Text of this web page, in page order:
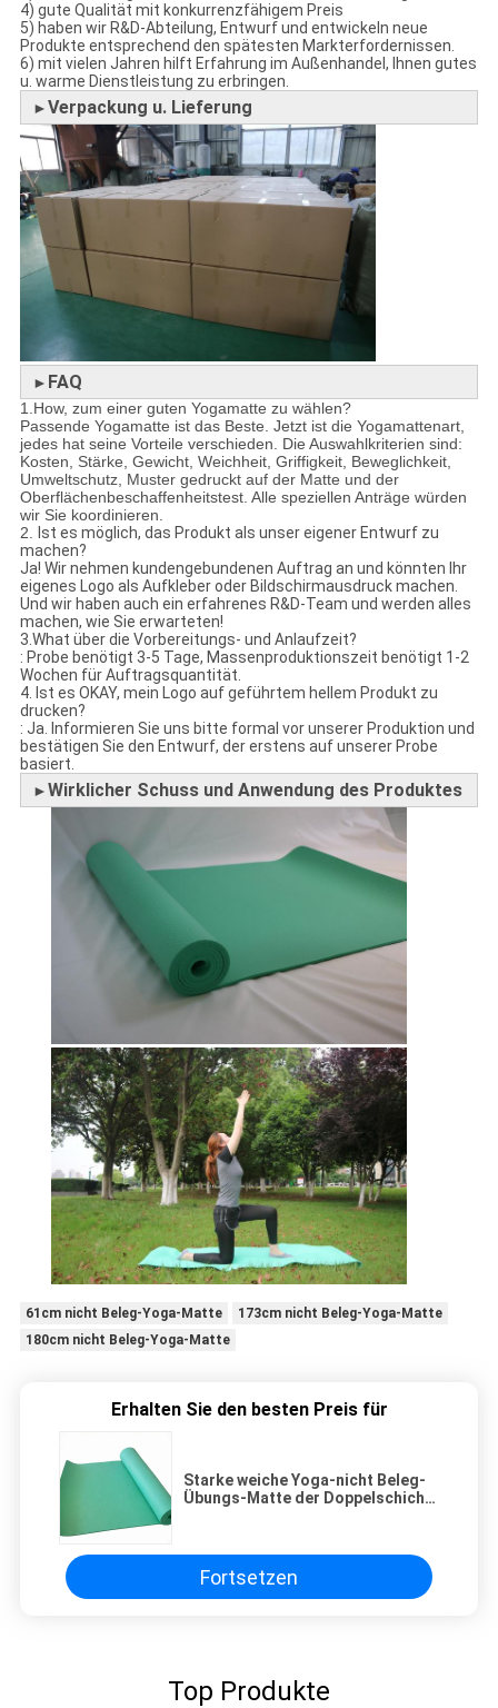
4) gute Qualität mit konkurrenzfähigem Preis
5) haben wir R&D-Abteilung, Entwurf und entwickeln neue
Produkte entsprechend den spätesten Markterfordernissen.
6) mit vielen Jahren hilft Erfahrung im Außenhandel, Ihnen gutes
u. warme Dienstleistung zu erbringen.
►Verpackung u. Lieferung
► FAQ
1.How, zum einer guten Yogamatte zu wählen?
Passende Yogamatte ist das Beste. Jetzt ist die Yogamattenart,
jedes hat seine Vorteile verschieden. Die Auswahlkriterien sind:
Kosten, Stärke, Gewicht, Weichheit, Griffigkeit, Beweglichkeit,
Umweltschutz, Muster gedruckt auf der Matte und der
Oberflächenbeschaffenheitstest. Alle speziellen Anträge würden
wir Sie koordinieren.
2.
Ist es möglich, das Produkt als unser eigener Entwurf zu
machen?
Ja! Wir nehmen kundengebundenen Auftrag an und könnten Ihr
eigenes Logo als Aufkleber oder Bildschirmausdruck machen.
Und wir haben auch ein erfahrenes R&D-Team und werden alles
machen, wie Sie erwarteten!
3.What über die Vorbereitungs- und Anlaufzeit?
: Probe benötigt 3-5 Tage, Massenproduktionszeit benötigt 1-2
Wochen für Auftragsquantität.
4. Ist es OKAY, mein Logo auf geführtem hellem Produkt zu
drucken?
: Ja. Informieren Sie uns bitte formal vor unserer Produktion und
bestätigen Sie den Entwurf, der erstens auf unserer Probe
basiert.
►Wirklicher Schuss und Anwendung des Produktes
61cm nicht Beleg-Yoga-Matte
173cm nicht Beleg-Yoga-Matte
180cm nicht Beleg-Yoga-Matte
Erhalten Sie den besten Preis für
Starke weiche Yoga-nicht Beleg-
Übungs-Matte der Doppelschicht-
Fortsetzen
Top Produkte